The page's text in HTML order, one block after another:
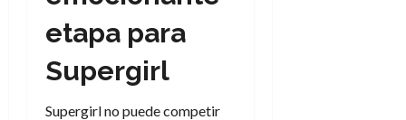
etapa para
Supergirl
Supergirl no puede competir